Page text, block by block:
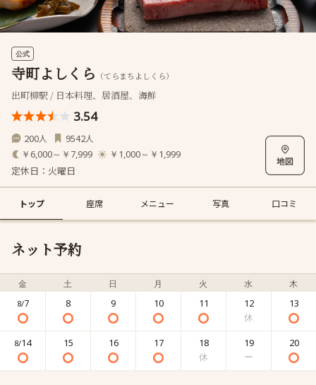
公式
寺町よしくら （てらまちよしくら）
出町柳駅 / 日本料理、居酒屋、海鮮
3.54
200人 9542人
￥6,000～￥7,999 ￥1,000～￥1,999
定休日：火曜日
トップ 座席 メニュー 写真 口コミ
ネット予約
金 土 日 月 火 水 木
8/7 8 9 10 11 12 13
8/14 15 16 17 18 19 20